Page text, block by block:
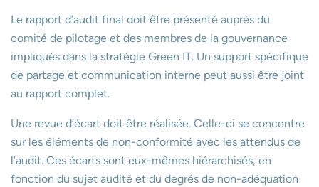
Le rapport d’audit final doit être présenté auprès du
comité de pilotage et des membres de la gouvernance
impliqués dans la stratégie Green IT. Un support spécifique
de partage et communication interne peut aussi être joint
au rapport complet.
Une revue d’écart doit être réalisée. Celle-ci se concentre
sur les éléments de non-conformité avec les attendus de
l’audit. Ces écarts sont eux-mêmes hiérarchisés, en
fonction du sujet audité et du degrés de non-adéquation